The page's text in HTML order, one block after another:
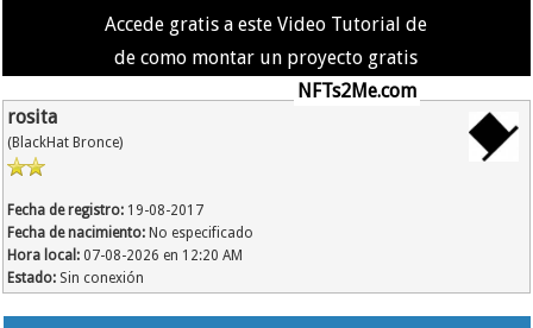
Accede gratis a este Video Tutorial de
de como montar un proyecto gratis
NFTs2Me.com
rosita
(BlackHat Bronce)
Fecha de registro: 19-08-2017
Fecha de nacimiento: No especificado
Hora local: 07-08-2026 en 12:20 AM
Estado: Sin conexión